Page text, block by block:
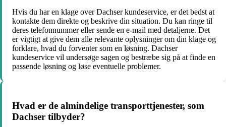
Hvis du har en klage over Dachser kundeservice, er det bedst at
kontakte dem direkte og beskrive din situation. Du kan ringe til
deres telefonnummer eller sende en e-mail med detaljerne. Det
er vigtigt at give dem alle relevante oplysninger om din klage og
forklare, hvad du forventer som en løsning. Dachser
kundeservice vil undersøge sagen og bestræbe sig på at finde en
passende løsning og løse eventuelle problemer.
Hvad er de almindelige transporttjenester, som
Dachser tilbyder?